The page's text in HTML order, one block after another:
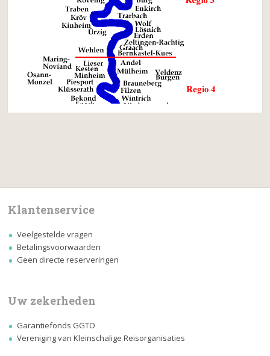
Klantenservice
Veelgestelde vragen
Betalingsvoorwaarden
Geen directe reserveringen
Uw zekerheden
Garantiefonds GGTO
Vereniging van Kleinschalige Reisorganisaties